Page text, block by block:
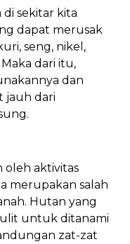
di sekitar kita
dapat merusak
seng, nikel,
dari itu,
dan
jauh dari
oleh aktivitas
merupakan salah
Hutan yang
untuk ditanami
zat-zat